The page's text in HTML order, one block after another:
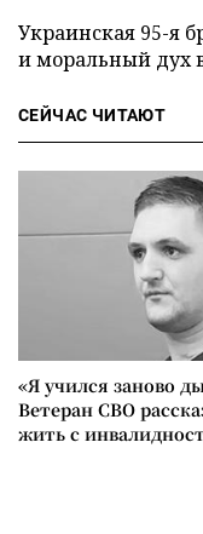
Украинская 95-я
и моральный дух
СЕЙЧАС ЧИТАЮТ
«Я учился заново
Ветеран СВО
жить с